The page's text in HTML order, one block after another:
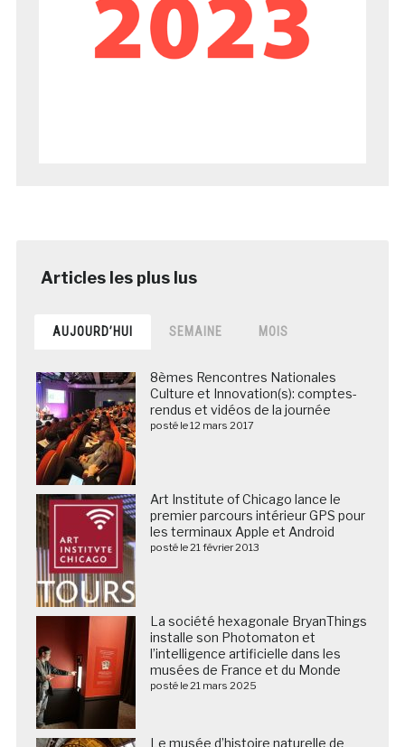
AUJOURD’HUI SEMAINE MOIS
8èmes Rencontres Nationales
Culture et Innovation(s): comptes-
rendus et vidéos de la journée
posté le 12 mars 2017
Art Institute of Chicago lance le
premier parcours intérieur GPS pour
les terminaux Apple et Android
posté le 21 février 2013
La société hexagonale BryanThings
installe son Photomaton et
l’intelligence artificielle dans les
musées de France et du Monde
posté le 21 mars 2025
Le musée d’histoire naturelle de